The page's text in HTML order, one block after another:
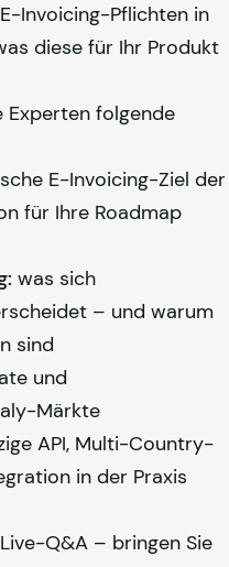
Invoicing-Pflichten in
diese für Ihr Produkt
Experten folgende
E-Invoicing-Ziel der
für Ihre Roadmap
was sich
– und warum
sind
und
-Märkte
API, Multi-Country-
in der Praxis
Q&A – bringen Sie